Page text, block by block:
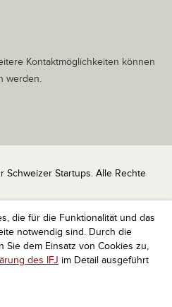
die für die Funktionalität und das
notwendig sind. Durch die
Sie dem Einsatz von Cookies zu,
des IFJ im Detail ausgeführt
Kontaktmöglichkeiten können
werden.
Schweizer Startups. Alle Rechte